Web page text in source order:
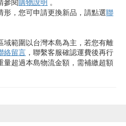
參閱購物說明 。
形，您可申請更換新品，請點選聯
域範圍以台灣本島為主，若您有離
絡留言 ，聯繫客服確認運費後再行
量超過本島物流金額，需補繳超額